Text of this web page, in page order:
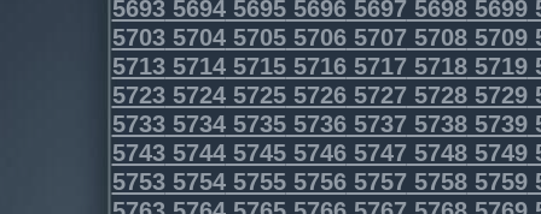
5693569456955696569756985699
5703570457055706570757085709
5713571457155716571757185719
5723572457255726572757285729
5733573457355736573757385739
5743574457455746574757485749
5753575457555756575757585759